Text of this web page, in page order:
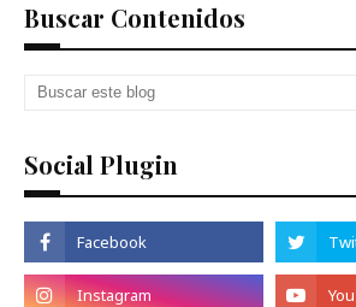
Buscar Contenidos
Social Plugin